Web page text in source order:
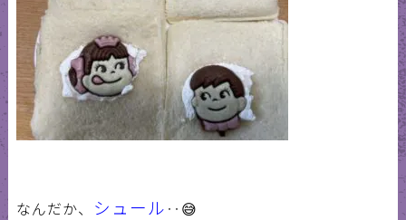
なんだか、 シュール ‥ 😅